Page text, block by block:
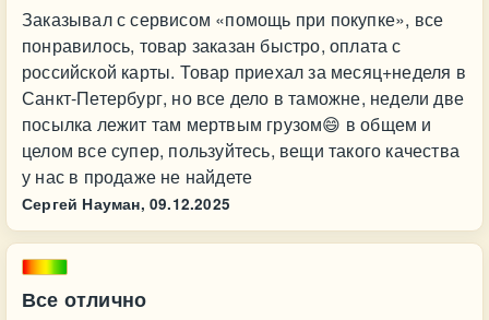
Заказывал с сервисом «помощь при покупке», все
понравилось, товар заказан быстро, оплата с
российской карты. Товар приехал за месяц+неделя в
Санкт-Петербург, но все дело в таможне, недели две
посылка лежит там мертвым грузом😄 в общем и
целом все супер, пользуйтесь, вещи такого качества
у нас в продаже не найдете
Сергей Науман, 09.12.2025
Все отлично